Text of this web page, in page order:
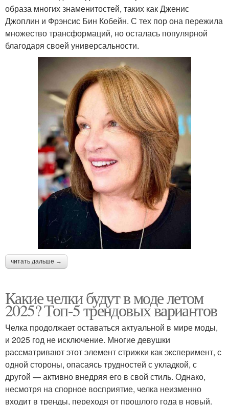
образа многих знаменитостей, таких как Дженис
Джоплин и Фрэнсис Бин Кобейн. С тех пор она пережила
множество трансформаций, но осталась популярной
благодаря своей универсальности.
читать дальше →
Какие челки будут в моде летом
2025? Топ-5 трендовых вариантов
Челка продолжает оставаться актуальной в мире моды,
и 2025 год не исключение. Многие девушки
рассматривают этот элемент стрижки как эксперимент, с
одной стороны, опасаясь трудностей с укладкой, с
другой — активно внедряя его в свой стиль. Однако,
несмотря на спорное восприятие, челка неизменно
входит в тренды, переходя от прошлого года в новый.